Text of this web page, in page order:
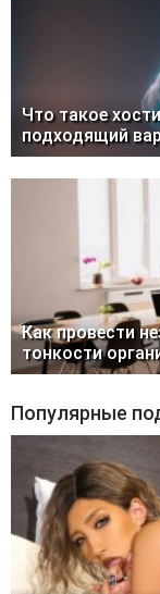
Что такое
подходящий
Как провести
тонкости
Популярные